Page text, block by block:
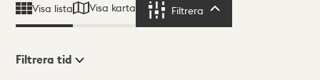
Visa lista Visa karta Filtrera
Filtrera tid